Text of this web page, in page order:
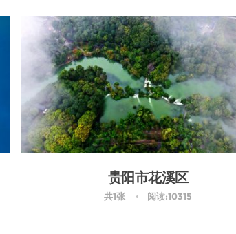
贵阳市花溪区
共1张 阅读:10315